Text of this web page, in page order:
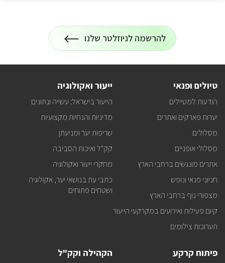
הרשמה
לניוזלטר
להרשמה לניוזלטר שלנו
על
כל
במייל
טיולים ופנאי
הודעות למטיילים
יערות פארקים ואתרים
מסלולים
מסלולי אופניים
אתרים מונגשים ברחבי הארץ
חניוני פנאי ונופש
מצפורי נוף ברחבי הארץ
קיום פעילות ואירועים במקרקעי הייעור
תערוכות צילומים
ייעור ואקולוגיה
הייעור בישראל: עשייה ונתונים
מדיניות והנחיות מקצועיות
שריפות יער ומניעתן
קק"ל ואיכות הסביבה
מחקרי ייעור ואקולוגיה
כתבי עת בנושאי יער, אקולוגיה
ושטחים פתוחים
פיתוח קרקע הקהילה וקק"ל